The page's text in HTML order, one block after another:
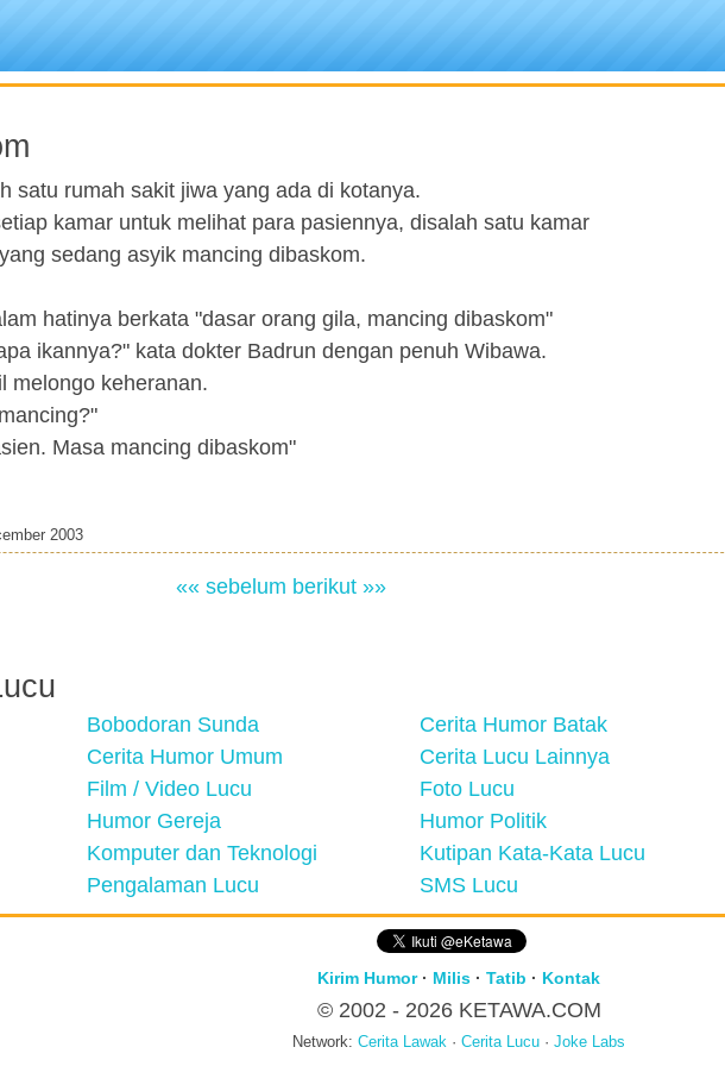
satu rumah sakit jiwa yang ada di kotanya.
kamar untuk melihat para pasiennya, disalah satu kamar
sedang asyik mancing dibaskom.
hatinya berkata "dasar orang gila, mancing dibaskom"
ikannya?" kata dokter Badrun dengan penuh Wibawa.
melongo keheranan.
Masa mancing dibaskom"
2003
«« sebelum berikut »»
Bobodoran Sunda
Cerita Humor Batak
Cerita Humor Umum
Cerita Lucu Lainnya
Film / Video Lucu
Foto Lucu
Humor Gereja
Humor Politik
Komputer dan Teknologi
Kutipan Kata-Kata Lucu
Pengalaman Lucu SMS Lucu
Kirim Humor· Milis · Tatib · Kontak
© 2002 - 2026 KETAWA.COM
Network: Cerita Lawak · Cerita Lucu · Joke Labs